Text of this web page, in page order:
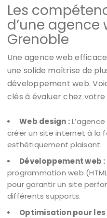
Les
d’une agence
Grenoble
Une agence web
une solide maîtrise de
développement web.
clés à évaluer chez
Web design :
créer un site internet à la
esthétiquement plaisant.
Développement web :
programmation web
pour garantir un site
différents supports.
Optimisation pour